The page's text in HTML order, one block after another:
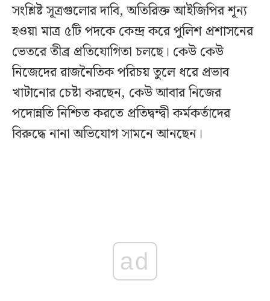
সংশ্লিষ্ট সূত্রগুলোর দাবি, অতিরিক্ত আইজিপির শূন্য
হওয়া মাত্র ৫টি পদকে কেন্দ্র করে পুলিশ প্রশাসনের
ভেতরে তীব্র প্রতিযোগিতা চলছে। কেউ কেউ
নিজেদের রাজনৈতিক পরিচয় তুলে ধরে প্রভাব
খাটানোর চেষ্টা করছেন, কেউ আবার নিজের
পদোন্নতি নিশ্চিত করতে প্রতিদ্বন্দ্বী কর্মকর্তাদের
বিরুদ্ধে নানা অভিযোগ সামনে আনছেন।
ad